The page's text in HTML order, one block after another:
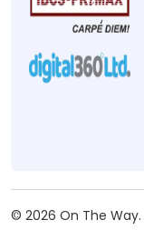
© 2026 On The Way.